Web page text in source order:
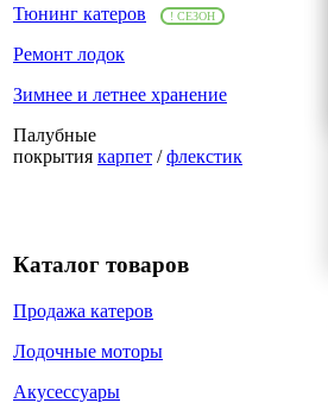
Тюнинг катеров ! СЕЗОН
Ремонт лодок
Зимнее и летнее хранение
Палубные
покрытия карпет /флекстик
Каталог товаров
Продажа катеров
Лодочные моторы
Акусессуары